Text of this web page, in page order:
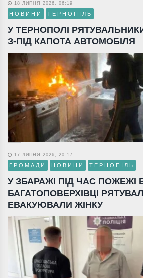
18 ЛИПНЯ 2026, 06:19
НОВИНИ ТЕРНОПІЛЬ
У ТЕРНОПОЛІ
З-ПІД КАПОТА АВТОМОБІЛЯ
17 ЛИПНЯ 2026, 20:17
ГРОМАДИ НОВИНИ ТЕРНОПІЛЬ
У ЗБАРАЖІ ПІД ЧАС ПОЖЕЖІ
БАГАТОПОВЕРХІВЦІ
ЕВАКУЮВАЛИ ЖІНКУ